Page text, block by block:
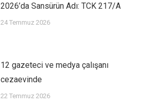
2026’da Sansürün Adı: TCK 217/A
24 Temmuz 2026
12 gazeteci ve medya çalışanı
cezaevinde
22 Temmuz 2026